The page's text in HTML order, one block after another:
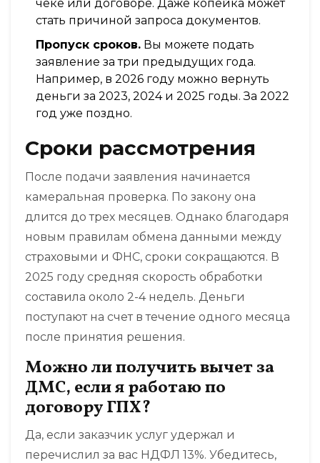
чеке или договоре. Даже копейка может
стать причиной запроса документов.
Пропуск сроков. Вы можете подать
заявление за три предыдущих года.
Например, в 2026 году можно вернуть
деньги за 2023, 2024 и 2025 годы. За 2022
год уже поздно.
Сроки рассмотрения
После подачи заявления начинается
камеральная проверка. По закону она
длится до трех месяцев. Однако благодаря
новым правилам обмена данными между
страховыми и ФНС, сроки сокращаются. В
2025 году средняя скорость обработки
составила около 2-4 недель. Деньги
поступают на счет в течение одного месяца
после принятия решения.
Можно ли получить вычет за
ДМС, если я работаю по
договору ГПХ?
Да, если заказчик услуг удержал и
перечислил за вас НДФЛ 13%. Убедитесь,